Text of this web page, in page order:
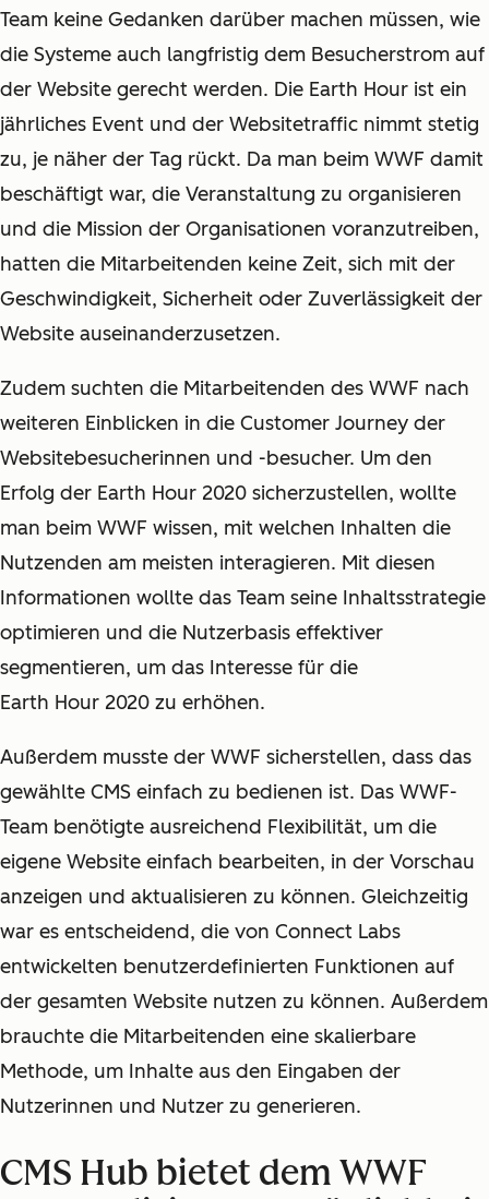
Team keine Gedanken darüber machen müssen, wie
die Systeme auch langfristig dem Besucherstrom auf
der Website gerecht werden. Die Earth Hour ist ein
jährliches Event und der Websitetraffic nimmt stetig
zu, je näher der Tag rückt. Da man beim WWF damit
beschäftigt war, die Veranstaltung zu organisieren
und die Mission der Organisationen voranzutreiben,
hatten die Mitarbeitenden keine Zeit, sich mit der
Geschwindigkeit, Sicherheit oder Zuverlässigkeit der
Website auseinanderzusetzen.
Zudem suchten die Mitarbeitenden des WWF nach
weiteren Einblicken in die Customer Journey der
Websitebesucherinnen und -besucher. Um den
Erfolg der Earth Hour 2020 sicherzustellen, wollte
man beim WWF wissen, mit welchen Inhalten die
Nutzenden am meisten interagieren. Mit diesen
Informationen wollte das Team seine Inhaltsstrategie
optimieren und die Nutzerbasis effektiver
segmentieren, um das Interesse für die
Earth Hour 2020 zu erhöhen.
Außerdem musste der WWF sicherstellen, dass das
gewählte CMS einfach zu bedienen ist. Das WWF-
Team benötigte ausreichend Flexibilität, um die
eigene Website einfach bearbeiten, in der Vorschau
anzeigen und aktualisieren zu können. Gleichzeitig
war es entscheidend, die von Connect Labs
entwickelten benutzerdefinierten Funktionen auf
der gesamten Website nutzen zu können. Außerdem
brauchte die Mitarbeitenden eine skalierbare
Methode, um Inhalte aus den Eingaben der
Nutzerinnen und Nutzer zu generieren.
CMS Hub bietet dem WWF